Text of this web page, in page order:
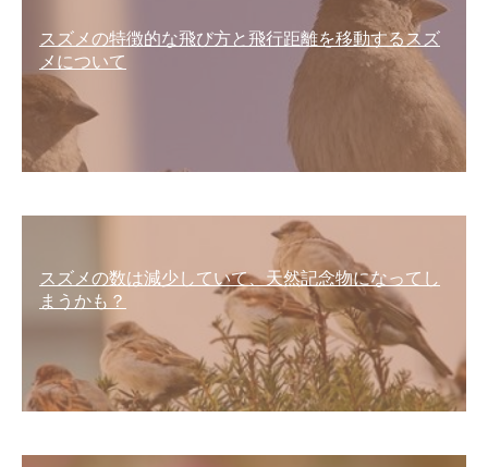
スズメの特徴的な飛び方と飛行距離を移動するスズ
メについて
スズメの数は減少していて、天然記念物になってし
まうかも？